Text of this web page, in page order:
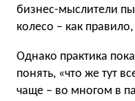
бизнес-мыслители
колесо – как
Однако практика
понять, «что же тут
чаще – во многом в